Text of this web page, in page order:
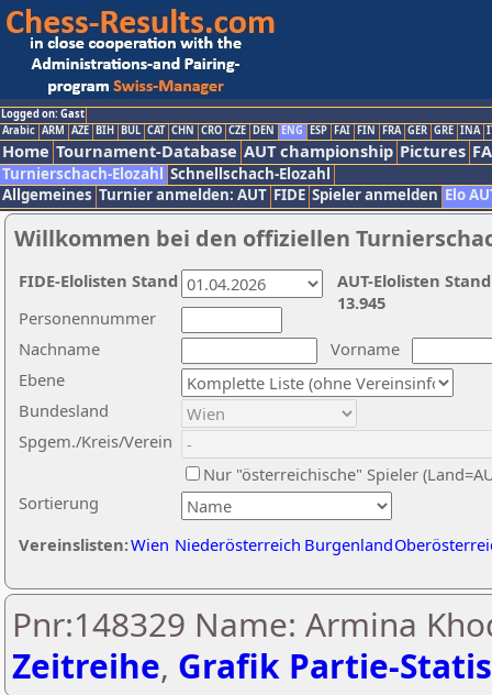
Logged on: Gast
Arabic ARM AZE BIH BUL CAT CHN CRO CZE DEN ENG ESP FAI FIN FRA GER GRE INA
Home Tournament-Database AUT championship Pictures
Turnierschach-Elozahl Schnellschach-Elozahl
Allgemeines Turnier anmelden: AUT FIDE Spieler anmelden Elo
Willkommen bei den offiziellen
Nachname
Vorname
Ebene
Sortierung
Personennummer
Bundesland
Spgem./Kreis/Verein
Nur "österreichische" Spieler
Vereinslisten:Wien Niederösterreich Burgenland
AUT-Elolisten
13.945
FIDE-Elolisten Stand
Pnr:148329 Name: Armina
Zeitreihe, Grafik Partie-